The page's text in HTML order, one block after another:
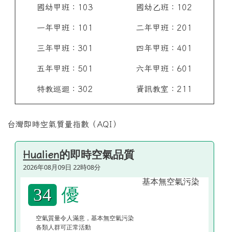
國幼甲班：103
一年甲班：101
三年甲班：301
五年甲班：501
特教巡迴：302
國幼乙班：102
二年甲班：201
四年甲班：401
六年甲班：601
資訊教室：211
台灣即時空氣質量指數（AQI）
Hualien的即時空氣品質
2026年08月09日 22時08分
34 優
空氣質量令人滿意，基本無空氣污染
各類人群可正常活動